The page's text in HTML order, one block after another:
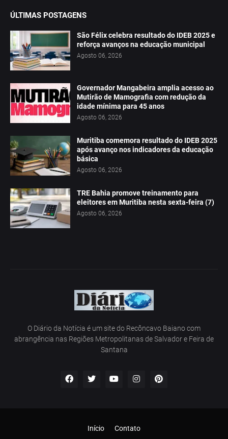
ÚLTIMAS POSTAGENS
São Félix celebra resultado do IDEB 2025 e
reforça avanços na educação municipal
Agosto 06, 2026
Governador Mangabeira amplia acesso ao
Mutirão de Mamografia com redução da
idade mínima para 45 anos
Agosto 06, 2026
Muritiba comemora resultado do IDEB 2025
após avanço nos indicadores da educação
básica
Agosto 06, 2026
TRE Bahia promove treinamento para
eleitores em Muritiba nesta sexta-feira (7)
Agosto 06, 2026
O Diário da Notícia é um site do Recôncavo Baiano com
abrangência nas Regiões Metropolitanas de Salvador e Feira de
Santana
Início Contato